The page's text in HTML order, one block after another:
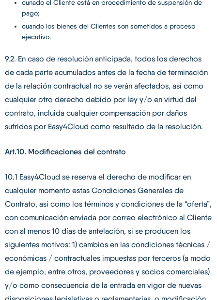
cunado el Cliente está en procedimiento de suspensión de
pago;
cuando los bienes del Clientes son sometidos a proceso
ejecutivo.
9.2. En caso de resolución anticipada, todos los derechos
de cada parte acumulados antes de la fecha de terminación
de la relación contractual no se verán afectados, así como
cualquier otro derecho debido por ley y/o en virtud del
contrato, incluida cualquier compensación por daños
sufridos por Easy4Cloud como resultado de la resolución.
Art.10. Modificaciones del contrato
10.1 Easy4Cloud se reserva el derecho de modificar en
cualquier momento estas Condiciones Generales de
Contrato, así como los términos y condiciones de la “oferta”,
con comunicación enviada por correo electrónico al Cliente
con al menos 10 días de antelación, si se producen los
siguientes motivos: 1) cambios en las condiciones técnicas /
económicas / contractuales impuestas por terceros (a modo
de ejemplo, entre otros, proveedores y socios comerciales)
y/o como consecuencia de la entrada en vigor de nuevas